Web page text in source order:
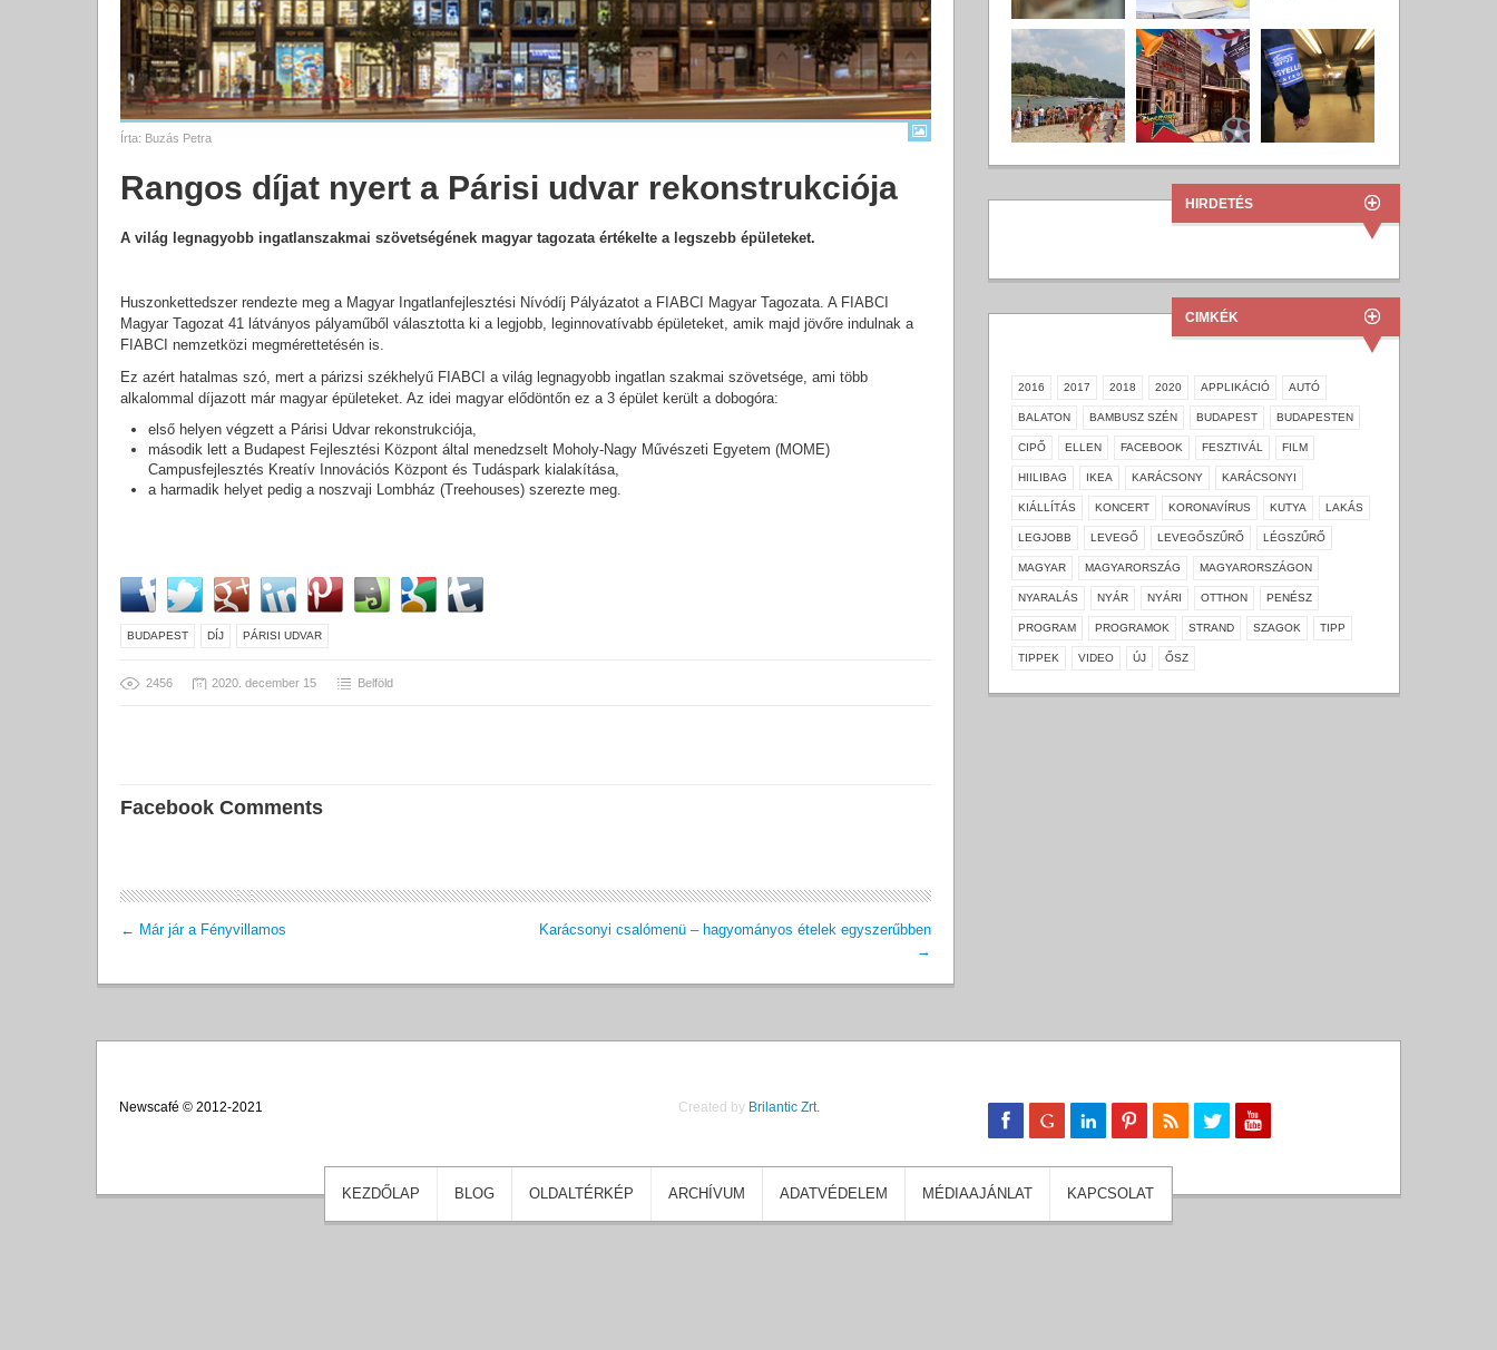
Írta: Buzás Petra
Rangos díjat nyert a Párisi udvar rekonstrukciója
A világ legnagyobb ingatlanszakmai szövetségének magyar tagozata értékelte a legszebb épületeket.
Huszonkettedszer rendezte meg a Magyar Ingatlanfejlesztési Nívódíj Pályázatot a FIABCI Magyar Tagozata. A FIABCI
Magyar Tagozat 41 látványos pályaműből választotta ki a legjobb, leginnovatívabb épületeket, amik majd jövőre indulnak a
FIABCI nemzetközi megmérettetésén is.
Ez azért hatalmas szó, mert a párizsi székhelyű FIABCI a világ legnagyobb ingatlan szakmai szövetsége, ami több
alkalommal díjazott már magyar épületeket. Az idei magyar elődöntőn ez a 3 épület került a dobogóra:
első helyen végzett a Párisi Udvar rekonstrukciója,
második lett a Budapest Fejlesztési Központ által menedzselt Moholy-Nagy Művészeti Egyetem (MOME)
Campusfejlesztés Kreatív Innovációs Központ és Tudáspark kialakítása,
a harmadik helyet pedig a noszvaji Lombház (Treehouses) szerezte meg.
BUDAPEST DÍJ PÁRISI UDVAR
2456 2020. december 15 Belföld
Facebook Comments
← Már jár a Fényvillamos
Karácsonyi csalómenü – hagyományos ételek egyszerűbben
→
HIRDETÉS
CIMKÉK
2016 2017 2018 2020 APPLIKÁCIÓ AUTÓ
BALATON BAMBUSZ SZÉN BUDAPEST BUDAPESTEN
CIPŐ ELLEN FACEBOOK FESZTIVÁL FILM
HIILIBAG IKEA KARÁCSONY KARÁCSONYI
KIÁLLÍTÁS KONCERT KORONAVÍRUS KUTYA LAKÁS
LEGJOBB LEVEGŐ LEVEGŐSZŰRŐ LÉGSZŰRŐ
MAGYAR MAGYARORSZÁG MAGYARORSZÁGON
NYARALÁS NYÁR NYÁRI OTTHON PENÉSZ
PROGRAM PROGRAMOK STRAND SZAGOK TIPP
TIPPEK VIDEO ÚJ ŐSZ
Newscafé © 2012-2021 Created by Brilantic Zrt.
KEZDŐLAP BLOG OLDALTÉRKÉP ARCHÍVUM ADATVÉDELEM MÉDIAAJÁNLAT KAPCSOLAT